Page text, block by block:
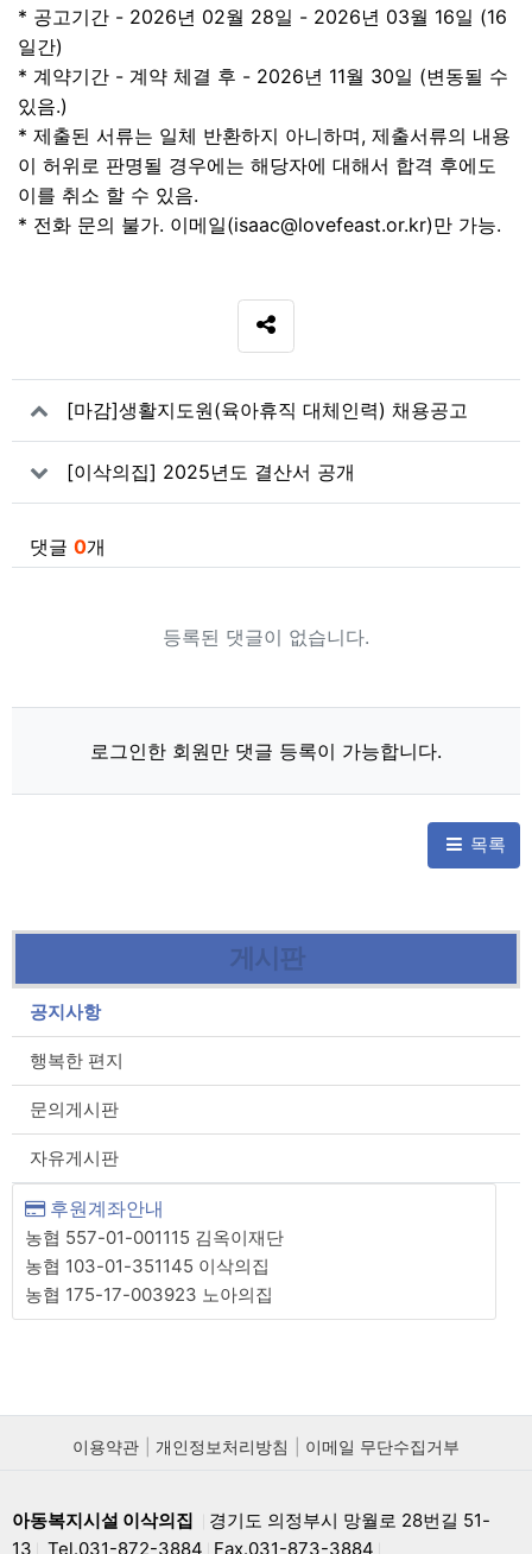
* 공고기간 - 2026년 02월 28일 - 2026년 03월 16일 (16
일간)
* 계약기간 - 계약 체결 후 - 2026년 11월 30일 (변동될 수
있음.)
* 제출된 서류는 일체 반환하지 아니하며, 제출서류의 내용
이 허위로 판명될 경우에는 해당자에 대해서 합격 후에도
이를 취소 할 수 있음.
* 전화 문의 불가. 이메일(isaac@lovefeast.or.kr)만 가능.
SNS 공유
관련자료
[마감]생활지도원(육아휴직 대체인력) 채용공고
[이삭의집] 2025년도 결산서 공개
댓글 0개
등록된 댓글이 없습니다.
로그인한 회원만 댓글 등록이 가능합니다.
목록
게시판
공지사항
행복한 편지
문의게시판
자유게시판
후원계좌안내
농협 557-01-001115 김옥이재단
농협 103-01-351145 이삭의집
농협 175-17-003923 노아의집
이용약관 개인정보처리방침 이메일 무단수집거부
아동복지시설 이삭의집
경기도 의정부시 망월로 28번길 51-
13
Tel.031-872-3884 Fax.031-873-3884